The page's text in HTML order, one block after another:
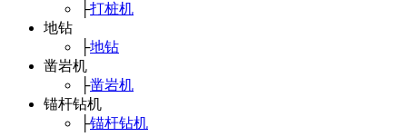
├打桩机
地钻
├地钻
凿岩机
├凿岩机
锚杆钻机
├锚杆钻机